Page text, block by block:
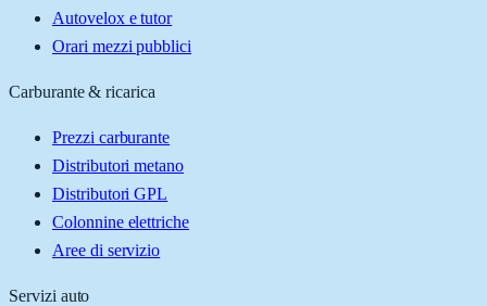
Autovelox e tutor
Orari mezzi pubblici
Carburante & ricarica
Prezzi carburante
Distributori metano
Distributori GPL
Colonnine elettriche
Aree di servizio
Servizi auto